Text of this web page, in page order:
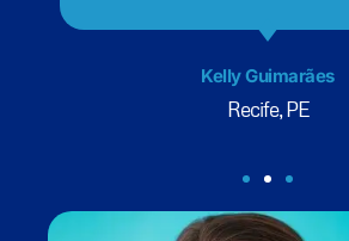
Kelly Guimarães
Recife, PE